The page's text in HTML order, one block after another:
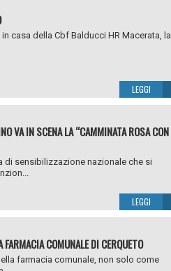
casa della Cbf Balducci HR Macerata, la
LEGGI
VA IN SCENA LA “CAMMINATA ROSA CON
di sensibilizzazione nazionale che si
LEGGI
COMUNALE DI CERQUETO
farmacia comunale, non solo come